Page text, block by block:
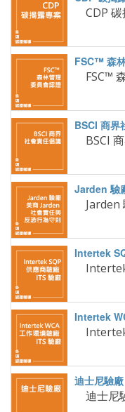
CDP 碳
FSC™
BSCI
Intertek
Intertek
迪士尼